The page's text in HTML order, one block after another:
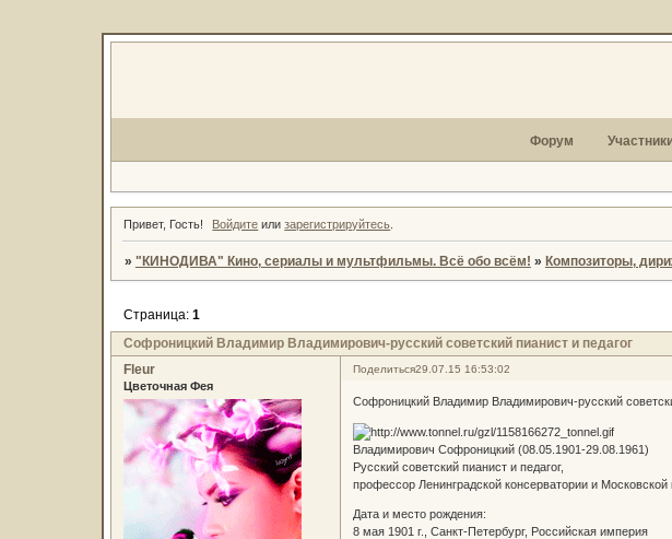
Форум
Привет, Гость! Войдите илизарегистрируйтесь
» "КИНОДИВА" Кино, сериалы и мультфильмы. Всё обо всём! » Композиторы,
Софроницкий Владимир Владимирович-русский советский пианист и педагог
Страница: 1
Поделиться29.07.15 16:53:02
Fleur
Цветочная Фея
Софроницкий Владимир Владимирович-русский
Владимирович Софроницкий (08.05.1901-29.08.1961)
Русский советский пианист и педагог,
профессор Ленинградской консерватории и Московской
Дата и место рождения:
8 мая 1901 г., Санкт-Петербург, Российская империя